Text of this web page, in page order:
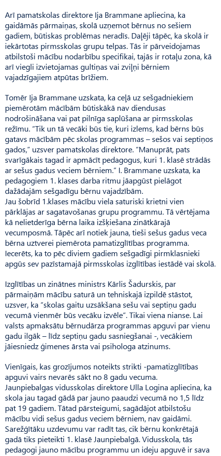
Arī pamatskolas direktore Ija Brammane apliecina, ka
gaidāmās pārmaiņas, skolā uzņemot bērnus no sešiem
gadiem, būtiskas problēmas neradīs. Daļēji tāpēc, ka skolā ir
iekārtotas pirms­skolas grupu telpas. Tās ir pārveidojamas
atbilstoši mācību nodarbību specifikai, tajās ir rotaļu zona, kā
arī viegli izvietojamas gultiņas vai zviļņi bērniem
vajadzīgajiem atpūtas brīžiem.
Tomēr Ija Brammane uzskata, ka ceļā uz sešgadniekiem
piemērotām mācībām būtiskākā nav diendusas
nodrošināšana vai pat pilnīga saplūšana ar pirmsskolas
režīmu. “Tik un tā vecāki būs tie, kuri izlems, kad bērns būs
gatavs mācībām pēc skolas programmas – sešos vai septiņos
gados,” uzsver pamatskolas direktore. “Ma­nuprāt, pats
svarīgākais tagad ir apmācīt pedagogus, kuri 1. klasē strādās
ar sešus gadus veciem bērniem.” I. Bram­mane uzskata, ka
pedagogiem 1. klases darba ritmu jāapgūst pielāgot
dažādajām sešgadīgu bērnu vajadzībām.
Jau šobrīd 1.klases mācību viela saturiski krietni vien
pārklājas ar sagatavošanas grupu programmu. Tā vērtējama
kā nelietderīga bērna laika izšķiešana zinātkārajā
vecumposmā. Tāpēc arī notiek jauna, tieši sešus gadus veca
bērna uztverei piemērota pamatizglītības programma.
Iecerēts, ka to pēc diviem gadiem sešgadīgi pirmklasnieki
apgūs sev pazīstamajā pirmsskolas izglītības iestādē vai skolā.
Izglītības un zinātnes ministrs Kārlis Šadurskis, par
pārmaiņām mācību saturā un tehniskajā izpildē stāstot,
uzsver, ka “skolas gaitu uzsākšana sešu vai septiņu gadu
vecumā vienmēr būs vecāku izvēle”. Tikai viena nianse. Lai
valsts apmaksātu bērnudārza programmas apguvi par vienu
gadu ilgāk – līdz septiņu gadu sasniegšanai -, vecākiem
jāiesniedz ģimenes ārsta vai psihologa atzinums.
Vienīgais, kas grozījumos noteikts strikti -pamatizglītības
apguvi vairs nevarēs sākt no 8 gadu vecuma.
Jaunpiebalgas vidusskolas direktore Ulla Logina apliecina, ka
skola jau tagad gādā par jauno paaudzi vecumā no 1,5 līdz
pat 19 gadiem. Tātad pārsteigumi, sagādājot atbilstošu
mācību vidi sešus gadus veciem bērniem, nav gaidāmi.
Sarežģītāku uzdevumu var radīt tas, cik bērnu konkrētajā
gadā tiks pieteikti 1. klasē Jaun­piebalgā. Vidusskola, tās
pedagogi jauno mācību programmu un ideju apguvē ir sava